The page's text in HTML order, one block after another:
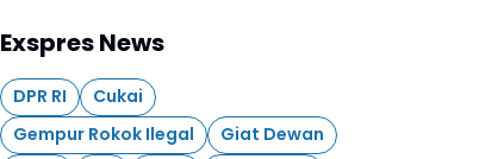
Exspres News
DPR RI
Cukai
Gempur Rokok Ilegal
Giat Dewan